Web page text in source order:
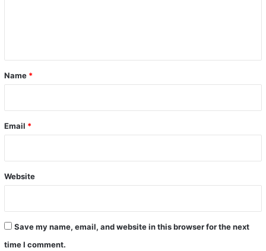
*
Name *
Email *
Website
Save my name, email, and website in this browser for the next
time I comment.